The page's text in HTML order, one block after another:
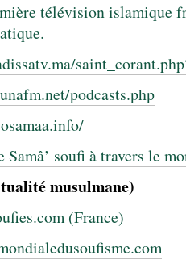
télévision islamique
podcasts.php
soufi à travers le
musulmane)
(France)